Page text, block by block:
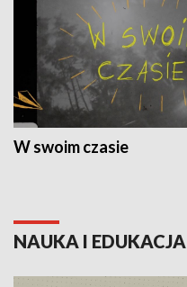
W swoim czasie
NAUKA I EDUKACJA